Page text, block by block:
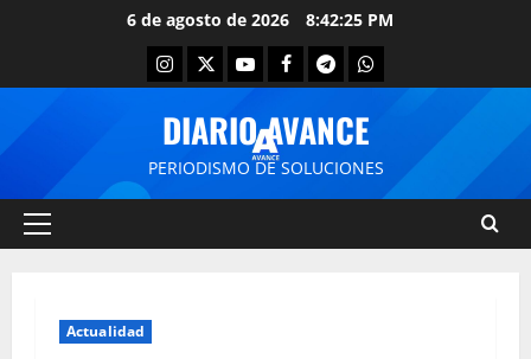
6 de agosto de 2026 8:42:25 PM
DIARIO AVANCE
PERIODISMO DE SOLUCIONES
Actualidad